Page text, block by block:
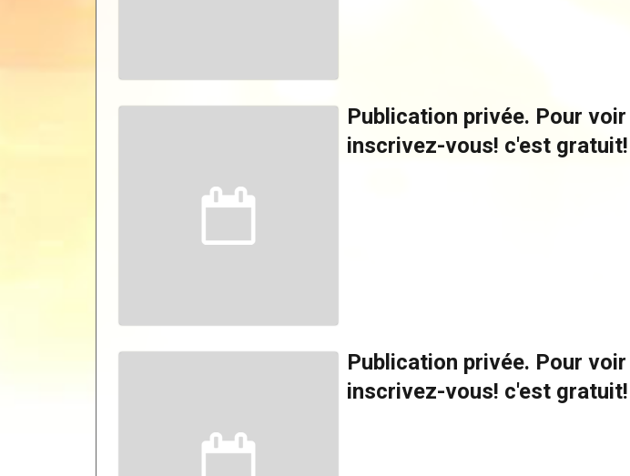
Publication privée. Pour
inscrivez-vous! c'est gratuit!
Publication privée. Pour
inscrivez-vous! c'est gratuit!